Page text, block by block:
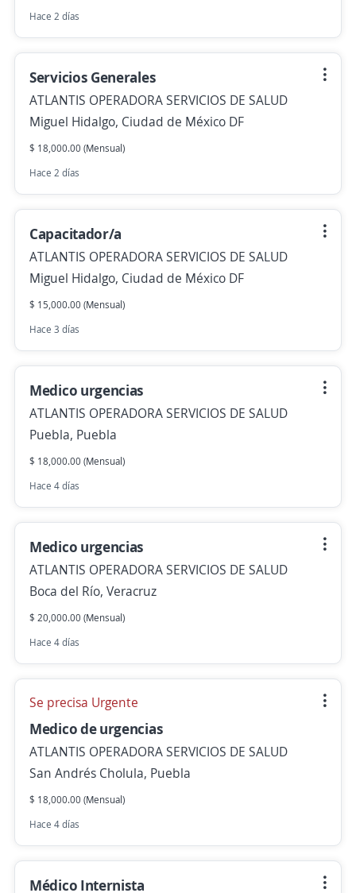
Hace 2 días
Servicios Generales
ATLANTIS OPERADORA SERVICIOS DE SALUD
Miguel Hidalgo, Ciudad de México DF
$ 18,000.00 (Mensual)
Hace 2 días
Capacitador/a
ATLANTIS OPERADORA SERVICIOS DE SALUD
Miguel Hidalgo, Ciudad de México DF
$ 15,000.00 (Mensual)
Hace 3 días
Medico urgencias
ATLANTIS OPERADORA SERVICIOS DE SALUD
Puebla, Puebla
$ 18,000.00 (Mensual)
Hace 4 días
Medico urgencias
ATLANTIS OPERADORA SERVICIOS DE SALUD
Boca del Río, Veracruz
$ 20,000.00 (Mensual)
Hace 4 días
Se precisa Urgente
Medico de urgencias
ATLANTIS OPERADORA SERVICIOS DE SALUD
San Andrés Cholula, Puebla
$ 18,000.00 (Mensual)
Hace 4 días
Médico Internista